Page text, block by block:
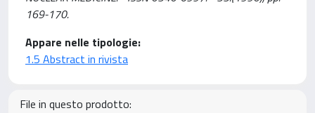
169-170.
Appare nelle tipologie:
1.5 Abstract in rivista
File in questo prodotto: